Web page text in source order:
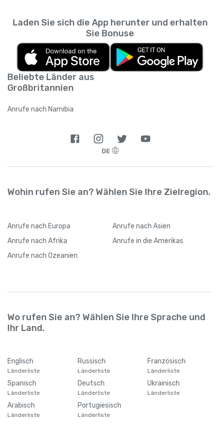
Beliebte Länder aus
Großbritannien
Anrufe nach Namibia
Laden Sie sich die App herunter und erhalten
Sie Bonuse
DE
Wohin rufen Sie an? Wählen Sie Ihre Zielregion.
Anrufe nach Europa Anrufe nach Asien
Anrufe nach Afrika Anrufe in die Amerikas
Anrufe nach Ozeanien
Wo rufen Sie an? Wählen Sie Ihre Sprache und
Ihr Land.
Englisch
Länderliste
Russisch
Länderliste
Französisch
Länderliste
Spanisch
Länderliste
Deutsch
Länderliste
Ukrainisch
Länderliste
Arabisch
Länderliste
Portugiesisch
Länderliste